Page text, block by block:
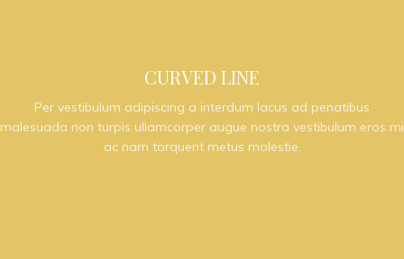
CURVED LINE
Per vestibulum adipiscing a interdum lacus ad penatibus
malesuada non turpis ullamcorper augue nostra vestibulum eros mi
ac nam torquent metus molestie.